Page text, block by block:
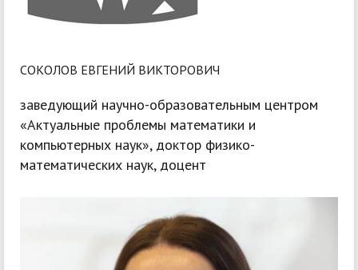
СОКОЛОВ ЕВГЕНИЙ ВИКТОРОВИЧ
заведующий научно-образовательным центром
«Актуальные проблемы математики и
компьютерных наук», доктор физико-
математических наук, доцент